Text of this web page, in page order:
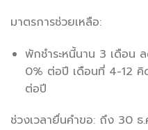
มาตรการช่วยเหลือ:
พักชำระหนี้นาน 3 เดือน
0% ต่อปี เดือนที่ 4-12 คิ
ต่อปี
ช่วงเวลายื่นคำขอ: ถึง 30 ธ